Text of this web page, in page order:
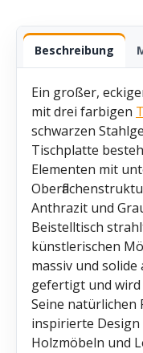
Beschreibung
Ein großer,
mit drei farbigen
schwarzen
Tischplatte
Elementen mit
Anthrazit und
Beistelltisch
künstlerischen
massiv und
gefertigt und
Seine natürlichen
inspirierte
Holzmöbeln und